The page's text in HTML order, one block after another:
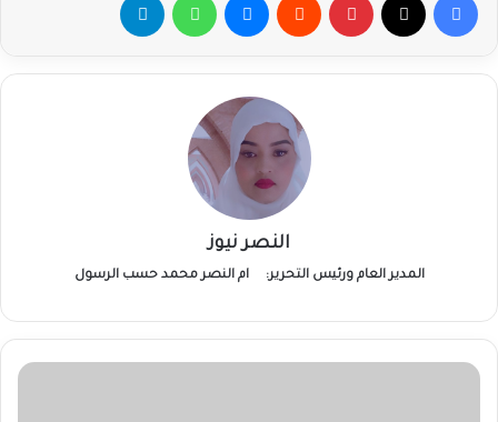
النصر نيوز
المدير العام ورئيس التحرير: ام النصر محمد حسب الرسول
“المشتركة”: